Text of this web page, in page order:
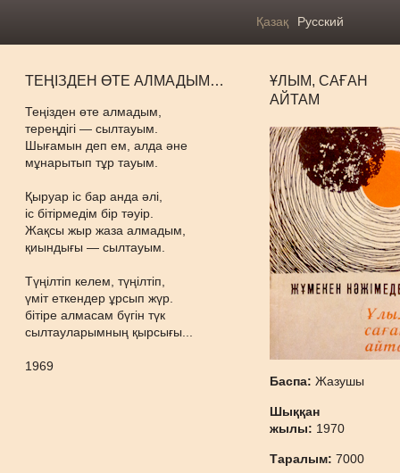
Қазақ Русский
ТЕҢІЗДЕН ӨТЕ АЛМАДЫМ…
Теңізден өте алмадым,
тереңдігі — сылтауым.
Шығамын деп ем, алда әне
мұнарытып тұр тауым.
Қыруар іс бар анда әлі,
іс бітірмедім бір тәуір.
Жақсы жыр жаза алмадым,
қиындығы — сылтауым.
Түңілтіп келем, түңілтіп,
үміт еткендер ұрсып жүр.
бітіре алмасам бүгін түк
сылтауларымның қырсығы...
1969
ҰЛЫМ, САҒАН
АЙТАМ
Баспа:Жазушы
Шыққан
жылы: 1970
Таралым:7000